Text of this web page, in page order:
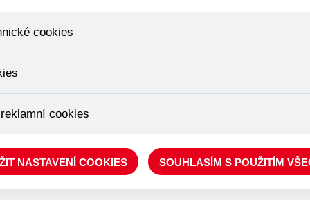
cookies
produktů v nákupním košíku, ovládání filtrů a také nastavení
protože anonymizované cookies nelze přiřadit konkrétnímu
cookies
NASTAVENÍ COOKIES SOUHLASÍM S POUŽITÍM